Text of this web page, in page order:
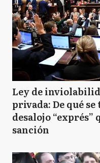
Ley de
privada: De qué
desalojo “exprés”
sanción